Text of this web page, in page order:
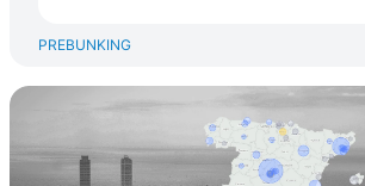
PREBUNKING